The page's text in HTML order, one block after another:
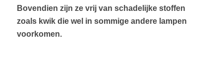
Bovendien zijn ze vrij van schadelijke stoffen
zoals kwik die wel in sommige andere lampen
voorkomen.